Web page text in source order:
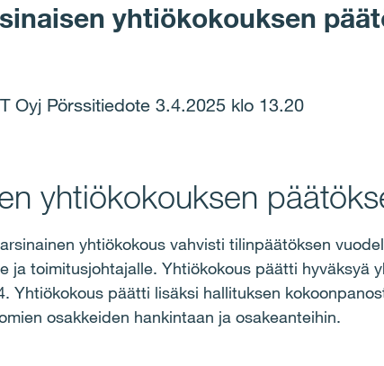
yhtiökokouksen
Oyj Pörssitiedote 3.4.2025 klo 13.20
yhtiökokouksen
yhtiökokous vahvisti tilinpäätöksen
ja toimitusjohtajalle. Yhtiökokous päätti hyväksyä
Yhtiökokous päätti lisäksi hallituksen
osakkeiden hankintaan ja osakeanteihin.